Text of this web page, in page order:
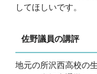
してほしいです。
佐野議員の講評
地元の所沢西高校の